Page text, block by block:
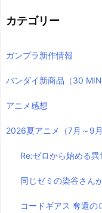
カテゴリー
ガンプラ新作情報
バンダイ新商品（30
アニメ感想
2026夏アニメ（7月～9月
Re:ゼロから始める
同じゼミの染谷さん
コードギアス 奪還の